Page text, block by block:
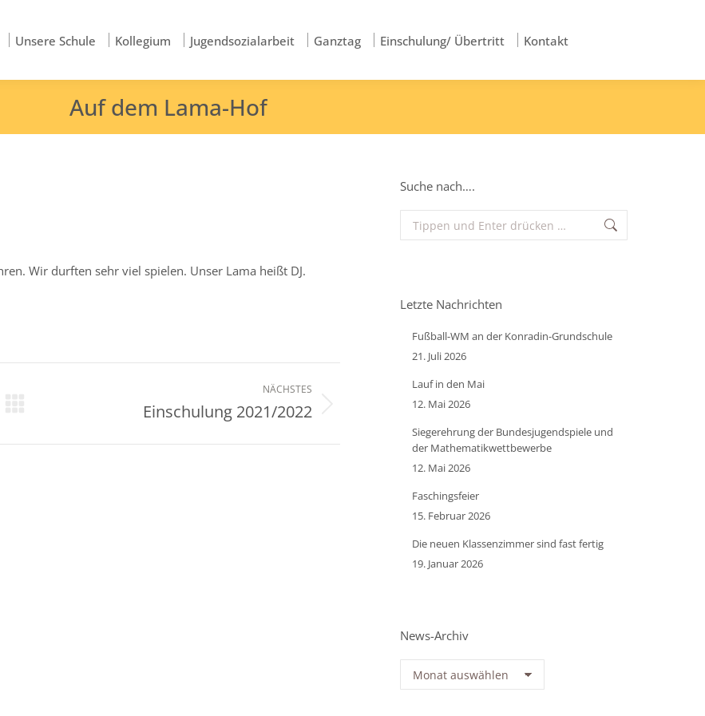
Unsere Schule Kollegium Jugendsozialarbeit Ganztag Einschulung/ Übertritt Kontakt
Auf dem Lama-Hof
Wir durften sehr viel spielen. Unser Lama heißt DJ.
NÄCHSTES
Einschulung 2021/2022
Suche nach….
Search:
Letzte Nachrichten
Fußball-WM an der Konradin-Grundschule
21. Juli 2026
Lauf in den Mai
12. Mai 2026
Siegerehrung der Bundesjugendspiele und
der Mathematikwettbewerbe
12. Mai 2026
Faschingsfeier
15. Februar 2026
Die neuen Klassenzimmer sind fast fertig
19. Januar 2026
News-Archiv
Archiv